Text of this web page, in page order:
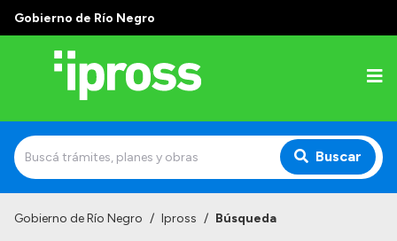
Gobierno de Río Negro
Buscar
Gobierno de Río Negro / Ipross / Búsqueda